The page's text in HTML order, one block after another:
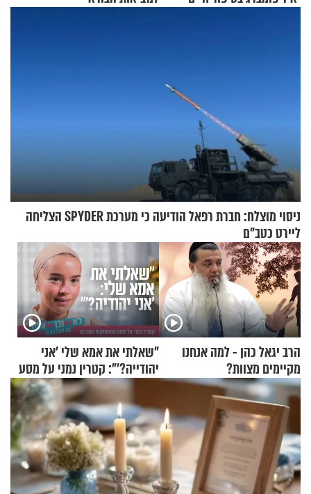
ניסוי מוצלח: חברת רפאל הודיעה כי מערכת SPYDER הצליחה
ליירט כטב"ם
הרב יגאל כהן - למה אנחנו
מקיימים מצוות?
"שאלתי את אמא שלי 'אני
יהודייה?'": קטרין נמני על מסע
ההתחזקות המרגש